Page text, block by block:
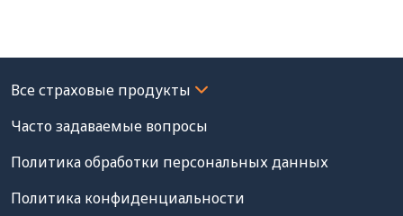
Часто задаваемые вопросы
Политика обработки персональных данных
Политика конфиденциальности